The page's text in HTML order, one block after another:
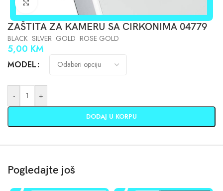
Click to enlarge
ZAŠTITA ZA KAMERU SA CIRKONIMA 04779
BLACK SILVER GOLD ROSE GOLD
5,00 KM
MODEL
- +
DODAJ U KORPU
Pogledajte još